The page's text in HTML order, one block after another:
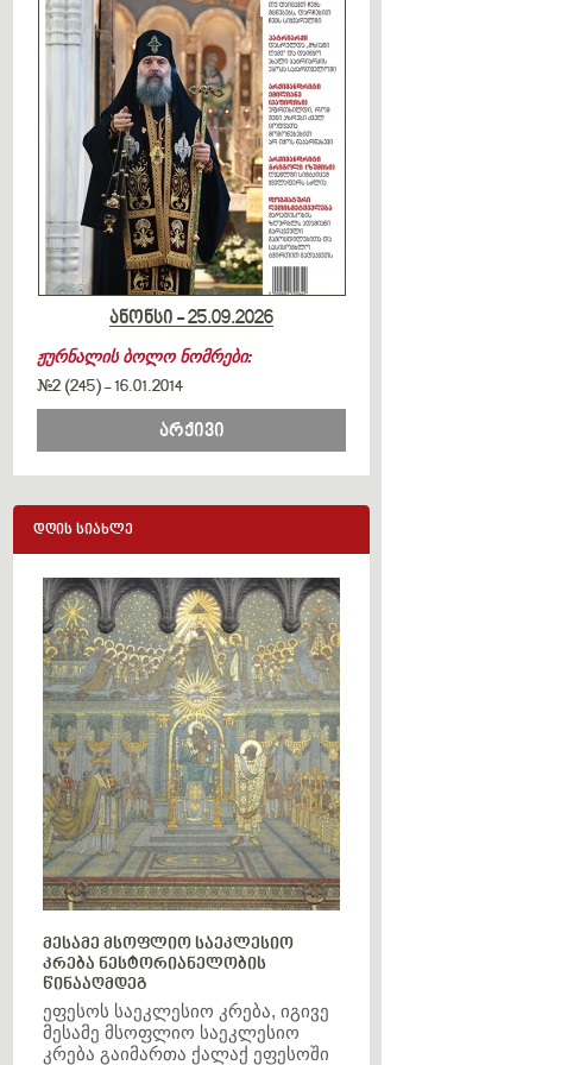
ანონსი - 25.09.2026
ჟურნალის ბოლო ნომრები:
#2 (245)-16.01.2014
არქივი
დღის სიახლე
მესამე მსოფლიო საეკლესიო
კრება ნესტორიანელობის
წინააღმდეგ
ეფესოს საეკლესიო კრება, იგივე
მესამე მსოფლიო საეკლესიო
კრება გაიმართა ქალაქ ეფესოში